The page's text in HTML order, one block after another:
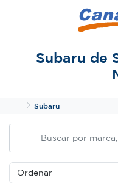
Subaru de
InicioSubaru